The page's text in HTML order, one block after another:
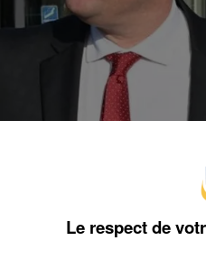
Le respect de